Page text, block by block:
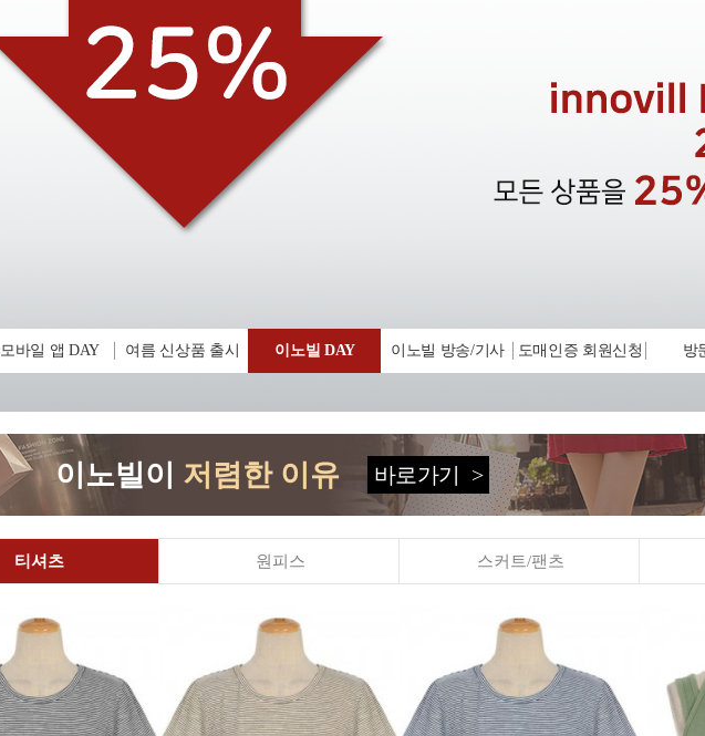
모바일 앱 DAY 여름 신상품 출시 이노빌 DAY 이노빌 방송/기사 도매인증 회원신청 방
이노빌이 저렴한 이유 바로가기 >
티셔츠 원피스 스커트/팬츠